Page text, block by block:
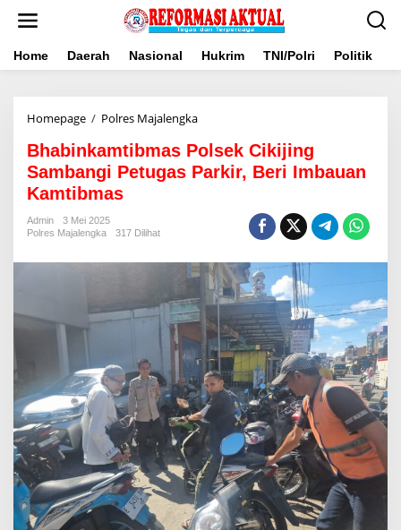
Home Daerah Nasional Hukrim TNI/Polri Politik
Homepage / Polres MajalengkaBhabinkamtibmas
Cikijing
Sambangi
Petugas
Bhabinkamtibmas Polsek Cikijing
Sambangi Petugas Parkir, Beri Imbauan
Kamtibmas
Admin
3 Mei 2025
Polres Majalengka
317 Dilihat